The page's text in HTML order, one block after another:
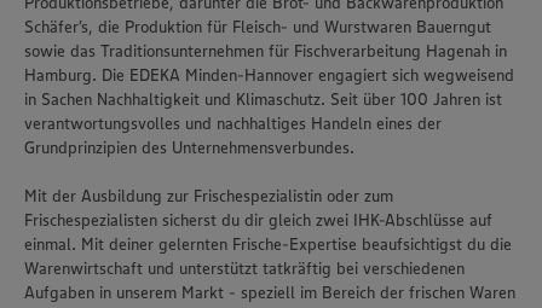
Schäfer’s, die Produktion für Fleisch- und Wurstwaren Bauerngut
sowie das Traditionsunternehmen für Fischverarbeitung Hagenah in
Hamburg. Die EDEKA Minden-Hannover engagiert sich wegweisend
in Sachen Nachhaltigkeit und Klimaschutz. Seit über 100 Jahren ist
verantwortungsvolles und nachhaltiges Handeln eines der
Grundprinzipien des Unternehmensverbundes.
Mit der Ausbildung zur Frischespezialistin oder zum
Frischespezialisten sicherst du dir gleich zwei IHK-Abschlüsse auf
einmal. Mit deiner gelernten Frische-Expertise beaufsichtigst du die
Warenwirtschaft und unterstützt tatkräftig bei verschiedenen
Aufgaben in unserem Markt - speziell im Bereich der frischen Waren